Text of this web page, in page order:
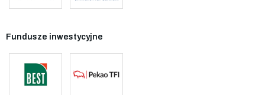
Fundusze inwestycyjne